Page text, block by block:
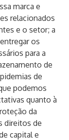
marca e
relacionados
e o setor; a
os
para a
de
de
podemos
quanto à
da
direitos de
capital e